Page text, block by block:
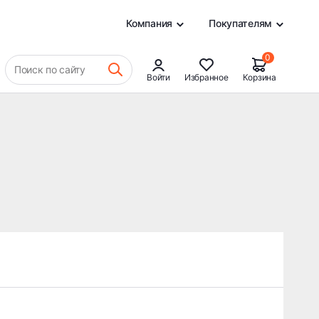
Компания Покупателям
Поиск по сайту
Войти Избранное
0
Корзина